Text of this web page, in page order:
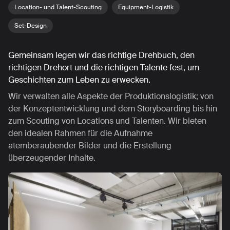
Location- und Talent-Scouting Equipment-Logistik
Set-Design
Gemeinsam legen wir das richtige Drehbuch, den
richtigen Drehort und die richtigen Talente fest, um
Geschichten zum Leben zu erwecken.
Wir verwalten alle Aspekte der Produktionslogistik; von
der Konzeptentwicklung und dem Storyboarding bis hin
zum Scouting von Locations und Talenten. Wir bieten
den idealen Rahmen für die Aufnahme
atemberaubender Bilder und die Erstellung
überzeugender Inhalte.